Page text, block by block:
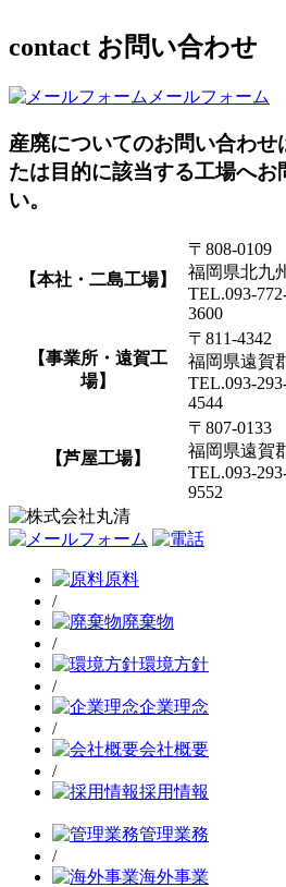
contact お問い合わせ
メールフォーム
産廃についてのお問い合わせ
たは目的に該当する工場へお
い。
【本社・二島工場】
〒808-0109
福岡県北九
TEL.093-
3600
【事業所・遠賀工
場】
〒811-4342
福岡県遠賀
TEL.093-
4544
【芦屋工場】
〒807-0133
福岡県遠賀
TEL.093-
9552
原料
/
廃棄物
/
環境方針
/
企業理念
/
会社概要
/
採用情報
管理業務
/
海外事業